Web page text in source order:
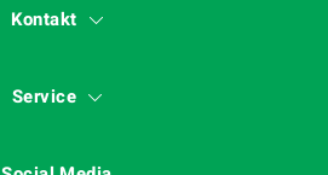
Kontakt
Service